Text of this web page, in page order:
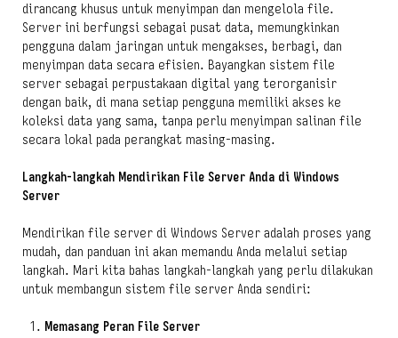
dirancang khusus untuk menyimpan dan mengelola file.
Server ini berfungsi sebagai pusat data, memungkinkan
pengguna dalam jaringan untuk mengakses, berbagi, dan
menyimpan data secara efisien. Bayangkan sistem file
server sebagai perpustakaan digital yang terorganisir
dengan baik, di mana setiap pengguna memiliki akses ke
koleksi data yang sama, tanpa perlu menyimpan salinan file
secara lokal pada perangkat masing-masing.
Langkah-langkah Mendirikan File Server Anda di Windows
Server
Mendirikan file server di Windows Server adalah proses yang
mudah, dan panduan ini akan memandu Anda melalui setiap
langkah. Mari kita bahas langkah-langkah yang perlu dilakukan
untuk membangun sistem file server Anda sendiri:
Memasang Peran File Server